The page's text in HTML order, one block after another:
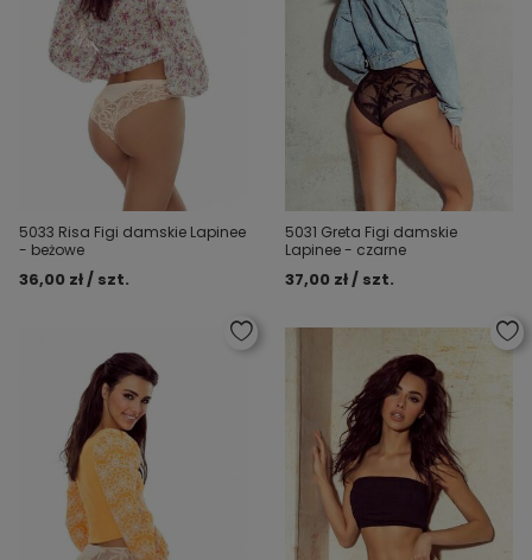
5033 Risa Figi damskie Lapinee
- beżowe
36,00 zł / szt.
5031 Greta Figi damskie
Lapinee - czarne
37,00 zł / szt.